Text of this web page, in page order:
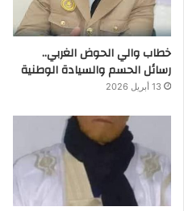
خطاب والي الحوض الغربي..
رسائل الحسم والسيادة الوطنية
13 أبريل 2026